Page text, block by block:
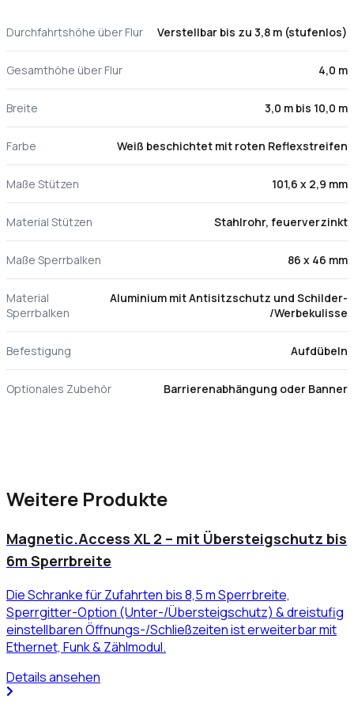
Durchfahrtshöhe über Flur Verstellbar bis zu 3,8 m (stufenlos)
Gesamthöhe über Flur 4,0 m
Breite 3,0 m bis 10,0 m
Farbe Weiß beschichtet mit roten Reflexstreifen
Maße Stützen 101,6 x 2,9 mm
Material Stützen Stahlrohr, feuerverzinkt
Maße Sperrbalken 86 x 46 mm
Material
Sperrbalken
Aluminium mit Antisitzschutz und Schilder-
/Werbekulisse
Befestigung Aufdübeln
Optionales Zubehör Barrierenabhängung oder Banner
Weitere Produkte
Magnetic.Access XL 2 – mit Übersteigschutz bis
6m Sperrbreite
Die Schranke für Zufahrten bis 8,5 m Sperrbreite,
Sperrgitter-Option (Unter-/Übersteigschutz) & dreistufig
einstellbaren Öffnungs-/Schließzeiten ist erweiterbar mit
Ethernet, Funk & Zählmodul.
Details ansehen